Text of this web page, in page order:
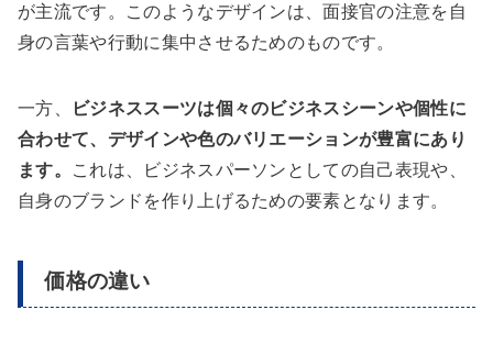
が主流です。このようなデザインは、面接官の注意を自
身の言葉や行動に集中させるためのものです。
一方、
ビジネススーツは個々のビジネスシーンや個性に
合わせて、デザインや色のバリエーションが豊富にあり
ます。
これは、ビジネスパーソンとしての自己表現や、
自身のブランドを作り上げるための要素となります。
価格の違い